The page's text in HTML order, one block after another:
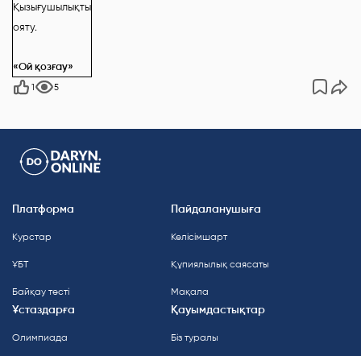
Қызығушылықты
ояту.
«Ой қозғау»
1 5
Платформа
Курстар
ҰБТ
Байқау тесті
Пайдаланушыға
Келісімшарт
Құпиялылық саясаты
Мақала
Ұстаздарға
Олимпиада
Қауымдастықтар
Біз туралы